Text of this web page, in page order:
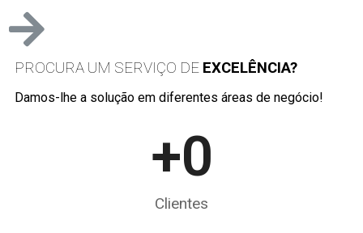
PROCURA UM SERVIÇO DE EXCELÊNCIA?
Damos-lhe a solução em diferentes áreas de negócio!
+0
Clientes